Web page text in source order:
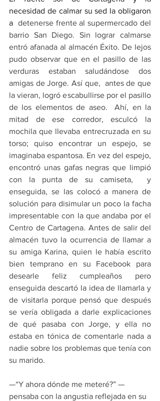
necesidad de calmar su sed la obligaron
a detenerse frente al supermercado del
barrio San Diego. Sin lograr calmarse
entró afanada al almacén Éxito. De lejos
pudo observar que en el pasillo de las
verduras estaban saludándose dos
amigas de Jorge. Así que,  antes de que
la vieran, logró escabullirse por el pasillo
de los elementos de aseo.  Ahí, en la
mitad de ese corredor, esculcó la
mochila que llevaba entrecruzada en su
torso; quiso encontrar un espejo, se
imaginaba espantosa. En vez del espejo,
encontró unas gafas negras que limpió
con la punta de su camiseta,  y
enseguida, se las colocó a manera de
solución para disimular un poco la facha
impresentable con la que andaba por el
Centro de Cartagena. Antes de salir del
almacén tuvo la ocurrencia de llamar a
su amiga Karina, quien le había escrito
bien temprano en su Facebook para
desearle feliz cumpleaños pero
enseguida descartó la idea de llamarla y
de visitarla porque pensó que después
se vería obligada a darle explicaciones
de qué pasaba con Jorge, y ella no
estaba en tónica de comentarle nada a
nadie sobre los problemas que tenía con
su marido.
—“Y ahora dónde me meteré?” ­­—
pensaba con la angustia reflejada en su